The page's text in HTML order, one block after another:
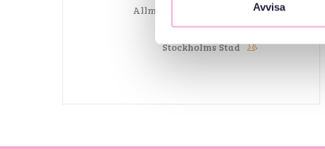
Avvisa
Allmänna arvsfonden
Stockholms Stad